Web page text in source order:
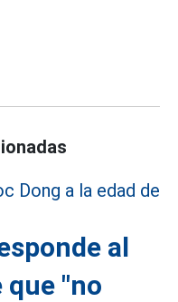
al
que "no